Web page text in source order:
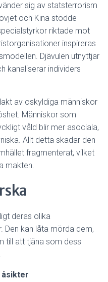
sig av statsterrorism
och Kina stödde
riktade mot
inspireras
Djävulen utnyttjar
kanaliserar individers
av oskyldiga människor
Människor som
våld blir mer asociala,
Allt detta skadar den
fragmenterat, vilket
makten.
deras olika
Den kan låta mörda dem,
till att tjäna som dess
åsikter